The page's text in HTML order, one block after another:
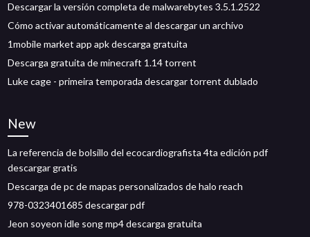
Descargar la versión completa de malwarebytes 3.5.1.2522
Cómo activar automáticamente al descargar un archivo
1mobile market app apk descarga gratuita
Descarga gratuita de minecraft 1.14 torrent
Luke cage - primeira temporada descargar torrent dublado
New
La referencia de bolsillo del ecocardiografista 4ta edición pdf
descargar gratis
Descarga de pc de mapas personalizados de halo reach
978-0323401685 descargar pdf
Jeon soyeon idle song mp4 descarga gratuita